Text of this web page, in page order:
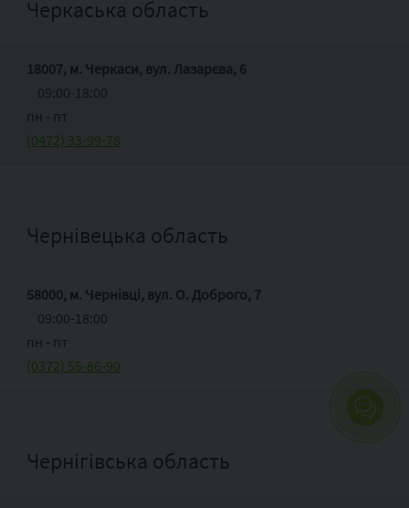
Черкаська область
18007, м. Черкаси, вул. Лазарєва, 6
09:00-18:00
пн ‑ пт
(0472) 33-99-78
Чернівецька область
58000, м. Чернівці, вул. О. Доброго, 7
09:00-18:00
пн ‑ пт
(0372) 55-86-90
Чернігівська область